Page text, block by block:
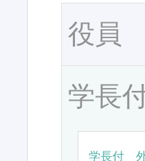
役員
学長
学長付